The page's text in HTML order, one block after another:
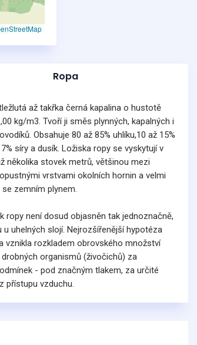
2
Ropa
až takřka černá kapalina o hustotě
kg/m3. Tvoří ji směs plynných, kapalných i
Obsahuje 80 až 85% uhlíku,10 až 15%
síry a dusík. Ložiska ropy se vyskytují v
několika stovek metrů, většinou mezi
vrstvami okolních hornin a velmi
zemním plynem.
ropy není dosud objasněn tak jednoznačně,
u uhelných slojí. Nejrozšířenější hypotéza
vznikla rozkladem obrovského množství
organismů (živočichů) za
- pod značným tlakem, za určité
přístupu vzduchu.